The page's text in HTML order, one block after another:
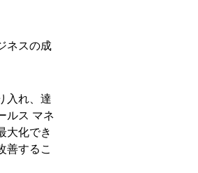
ネスの成
入れ、達
ルス マネ
大化でき
善するこ